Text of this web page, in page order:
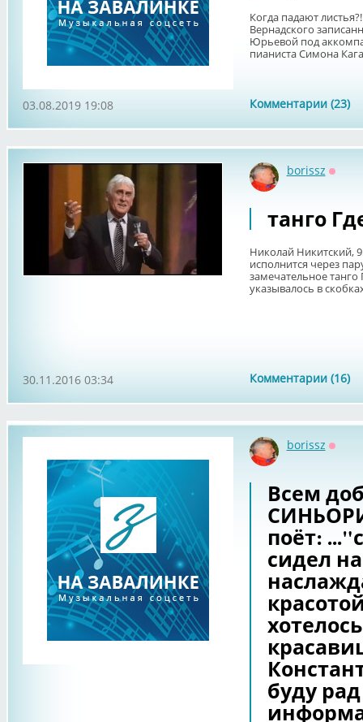
Когда падают
Вернадского
Юрьевой под
пианиста Симона
Комментарии (23)
03.08.2019 19:08
borissz
танго
Николай Никитский,
исполнится через
замечательное
указывалось в
Комментарии (16)
30.11.2016 03:34
borissz
Всем
поёт:
сидел
буду